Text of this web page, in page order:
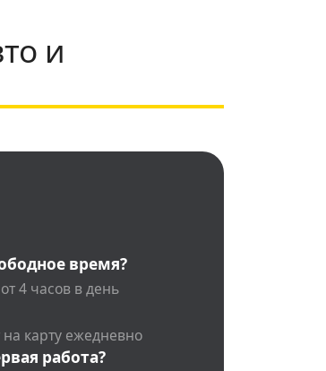
и
время?
4 часов в день
карту ежедневно
работа?